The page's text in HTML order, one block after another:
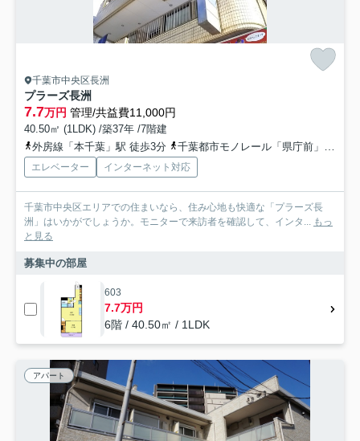
千葉市中央区長洲
プラーズ長洲
7.7万円 管理/共益費11,000円
40.50㎡ (1LDK) /築37年 /7階建
外房線「本千葉」駅 徒歩3分
千葉都市モノレール「県庁前」駅 徒歩2分
エレベーター インターネット対応
千葉市中央区エリアでの住まいなら、住み心地も快適な「プラーズ長
洲」はいかがでしょうか。モニターで来訪者を確認して、インタ... もっ
と見る
募集中の部屋
603
7.7万円
6階 / 40.50㎡ / 1LDK
アパート